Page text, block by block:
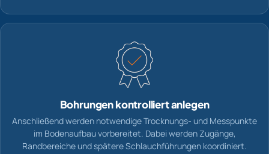
Bohrungen kontrolliert anlegen
Anschließend werden notwendige Trocknungs- und Messpunkte
im Bodenaufbau vorbereitet. Dabei werden Zugänge,
Randbereiche und spätere Schlauchführungen koordiniert.